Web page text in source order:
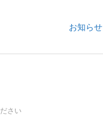
お知らせ
さい